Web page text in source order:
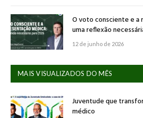
O voto consciente e a
uma reflexão
12 de junho de 2026
MAIS VISUALIZADOS DO MÊS
Juventude que
médico